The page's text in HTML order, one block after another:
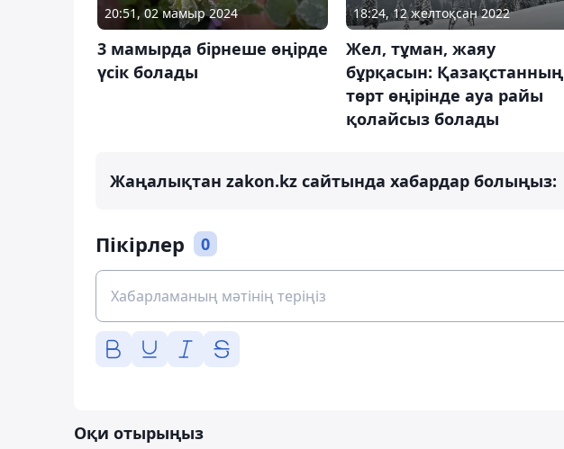
20:51, 02 мамыр 2024
3 мамырда бірнеше өңірде
үсік болады
18:24, 12 желтоқсан 2022
Жел, тұман, жаяу
бұрқасын: Қазақстанның
төрт өңірінде ауа райы
қолайсыз болады
Жаңалықтан zakon.kz сайтында хабардар болыңыз:
Пікірлер 0
Оқи отырыңыз